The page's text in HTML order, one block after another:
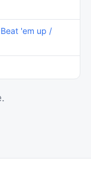
Beat 'em up /